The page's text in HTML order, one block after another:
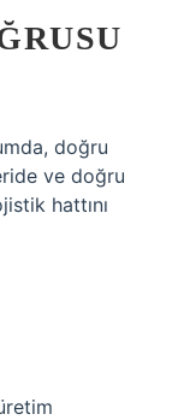
doğru
ve doğru
hattını